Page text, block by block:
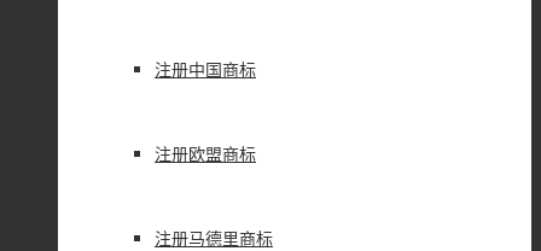
注册中国商标
注册欧盟商标
注册马德里商标